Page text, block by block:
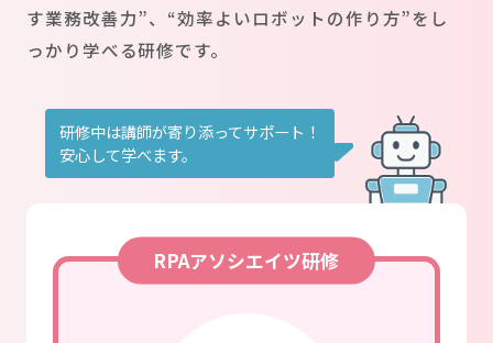
す業務改善力”、“効率よいロボットの作り方”をし
っかり学べる研修です。
研修中は講師が寄り添ってサポート！
安心して学べます。
RPAアソシエイツ研修